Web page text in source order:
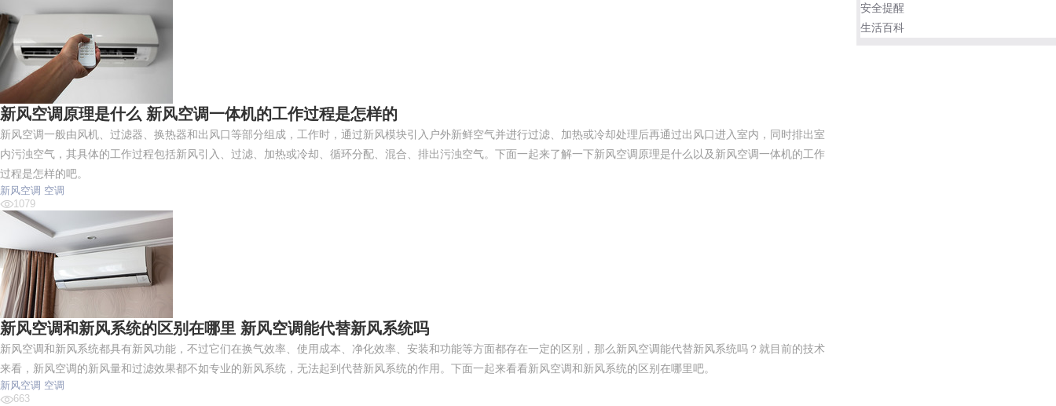
新风空调原理是什么 新风空调一体机的工作过程是怎样的
新风空调一般由风机、过滤器、换热器和出风口等部分组成，工作时，通过新风模块引入户外新鲜空气并进行过滤、加热或冷却处理后再通过出风口进入室内，同时排出室
内污浊空气，其具体的工作过程包括新风引入、过滤、加热或冷却、循环分配、混合、排出污浊空气。下面一起来了解一下新风空调原理是什么以及新风空调一体机的工作
过程是怎样的吧。
新风空调 空调
1079
新风空调和新风系统的区别在哪里 新风空调能代替新风系统吗
新风空调和新风系统都具有新风功能，不过它们在换气效率、使用成本、净化效率、安装和功能等方面都存在一定的区别，那么新风空调能代替新风系统吗？就目前的技术
来看，新风空调的新风量和过滤效果都不如专业的新风系统，无法起到代替新风系统的作用。下面一起来看看新风空调和新风系统的区别在哪里吧。
新风空调 空调
663
安全提醒
生活百科